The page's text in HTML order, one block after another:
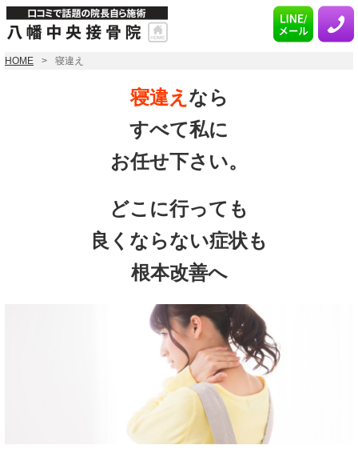
HOME 寝違え
寝違え なら
すべて私に
お任せ下さい。
どこに行っても
良くならない症状も
根本改善へ